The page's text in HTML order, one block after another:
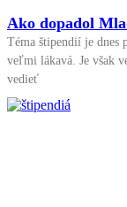
Ako dopadol
Téma štipendií je dnes
veľmi lákavá. Je však
vedieť